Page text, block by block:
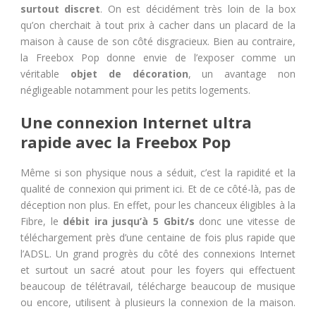
surtout discret. On est décidément très loin de la box
qu’on cherchait à tout prix à cacher dans un placard de la
maison à cause de son côté disgracieux. Bien au contraire,
la Freebox Pop donne envie de l’exposer comme un
véritable objet de décoration, un avantage non
négligeable notamment pour les petits logements.
Une connexion Internet ultra
rapide avec la Freebox Pop
Même si son physique nous a séduit, c’est la rapidité et la
qualité de connexion qui priment ici. Et de ce côté-là, pas de
déception non plus. En effet, pour les chanceux éligibles à la
Fibre, le débit ira jusqu’à 5 Gbit/s donc une vitesse de
téléchargement près d’une centaine de fois plus rapide que
l’ADSL. Un grand progrès du côté des connexions Internet
et surtout un sacré atout pour les foyers qui effectuent
beaucoup de télétravail, télécharge beaucoup de musique
ou encore, utilisent à plusieurs la connexion de la maison.